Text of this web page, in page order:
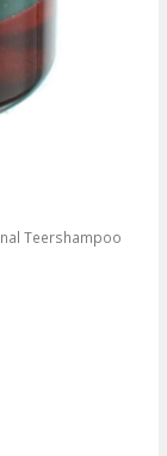
Teershampoo